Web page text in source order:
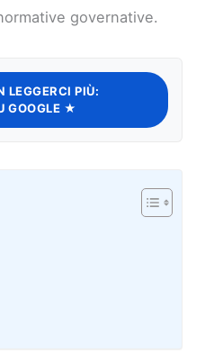
governative.
LEGGERCI PIÙ:
GOOGLE ★